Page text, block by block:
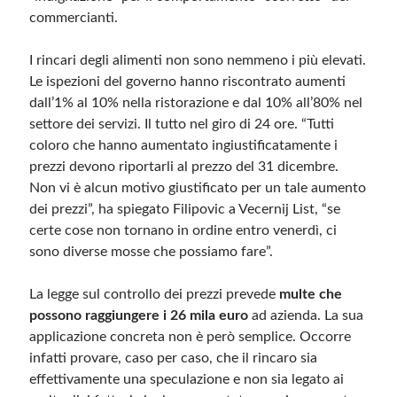
commercianti.
I rincari degli alimenti non sono nemmeno i più elevati.
Le ispezioni del governo hanno riscontrato aumenti
dall’1% al 10% nella ristorazione e dal 10% all’80% nel
settore dei servizi. Il tutto nel giro di 24 ore. “Tutti
coloro che hanno aumentato ingiustificatamente i
prezzi devono riportarli al prezzo del 31 dicembre.
Non vi è alcun motivo giustificato per un tale aumento
dei prezzi”, ha spiegato Filipovic a Vecernij List, “se
certe cose non tornano in ordine entro venerdì, ci
sono diverse mosse che possiamo fare”.
La legge sul controllo dei prezzi prevede multe che
possono raggiungere i 26 mila euro ad azienda. La sua
applicazione concreta non è però semplice. Occorre
infatti provare, caso per caso, che il rincaro sia
effettivamente una speculazione e non sia legato ai